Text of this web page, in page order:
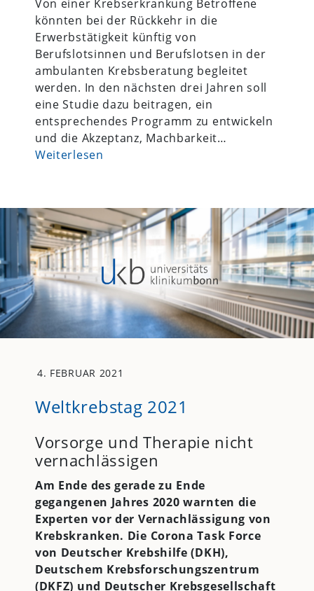
Von einer Krebserkrankung Betroffene
könnten bei der Rückkehr in die
Erwerbstätigkeit künftig von
Berufslotsinnen und Berufslotsen in der
ambulanten Krebsberatung begleitet
werden. In den nächsten drei Jahren soll
eine Studie dazu beitragen, ein
entsprechendes Programm zu entwickeln
und die Akzeptanz, Machbarkeit…
Weiterlesen
4. FEBRUAR 2021
Weltkrebstag 2021
Vorsorge und Therapie nicht
vernachlässigen
Am Ende des gerade zu Ende
gegangenen Jahres 2020 warnten die
Experten vor der Vernachlässigung von
Krebskranken. Die Corona Task Force
von Deutscher Krebshilfe (DKH),
Deutschem Krebsforschungszentrum
(DKFZ) und Deutscher Krebsgesellschaft